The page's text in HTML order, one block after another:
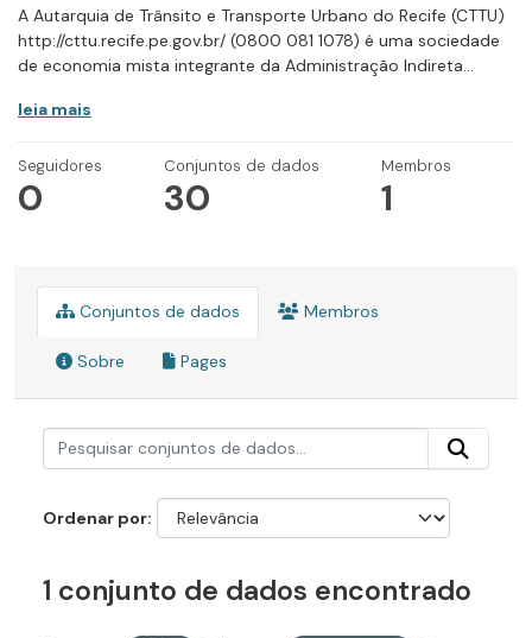
A Autarquia de Trânsito e Transporte Urbano do Recife (CTTU)
http://cttu.recife.pe.gov.br/ (0800 081 1078) é uma sociedade
de economia mista integrante da Administração Indireta...
leia mais
Seguidores
0
Conjuntos de dados
30
Membros
1
Conjuntos de dados Membros
Sobre Pages
Ordenar por
1 conjunto de dados encontrado